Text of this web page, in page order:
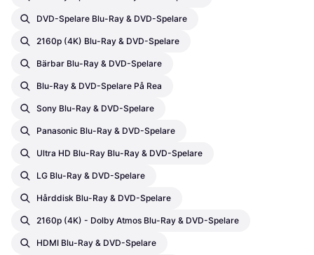
DVD-Spelare Blu-Ray & DVD-Spelare
2160p (4K) Blu-Ray & DVD-Spelare
Bärbar Blu-Ray & DVD-Spelare
Blu-Ray & DVD-Spelare På Rea
Sony Blu-Ray & DVD-Spelare
Panasonic Blu-Ray & DVD-Spelare
Ultra HD Blu-Ray Blu-Ray & DVD-Spelare
LG Blu-Ray & DVD-Spelare
Hårddisk Blu-Ray & DVD-Spelare
2160p (4K) - Dolby Atmos Blu-Ray & DVD-Spelare
HDMI Blu-Ray & DVD-Spelare